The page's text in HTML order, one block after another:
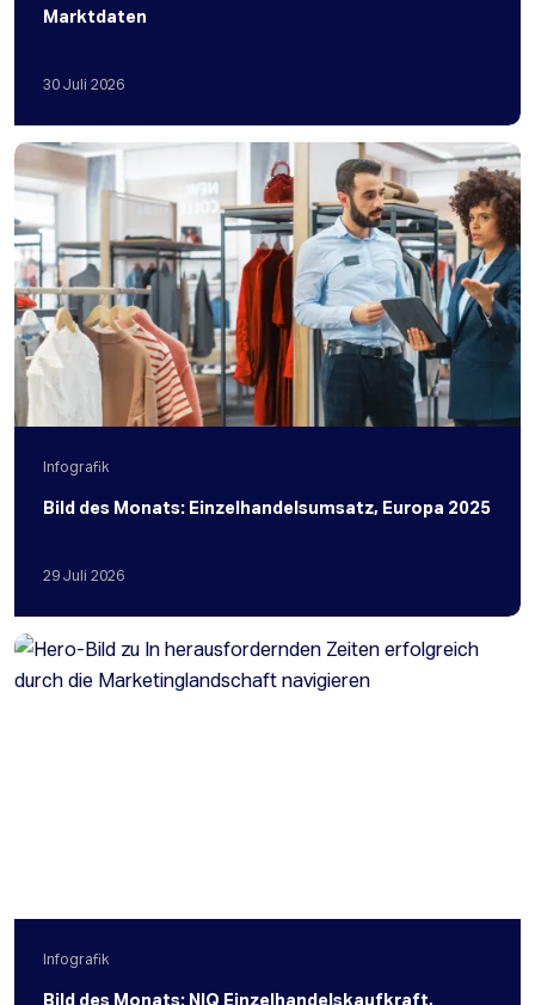
Marktdaten
30 Juli 2026
Infografik
Bild des Monats: Einzelhandelsumsatz, Europa 2025
29 Juli 2026
Infografik
Bild des Monats: NIQ Einzelhandelskaufkraft,